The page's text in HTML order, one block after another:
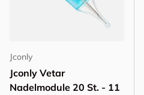
Jconly
Jconly Vetar
Nadelmodule 20 St. - 11